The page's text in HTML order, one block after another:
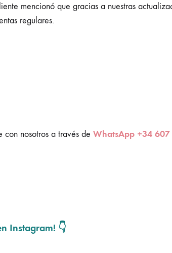
mencionó que gracias a nuestras
regulares.
con nosotros a través de WhatsApp +34
Instagram! 👇